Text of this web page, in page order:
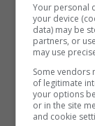
Labinot Rexha
Your personal
your device
data) may be
partners, or
may use
Some vendors
of legitimate
your options
or in the site
and cookie